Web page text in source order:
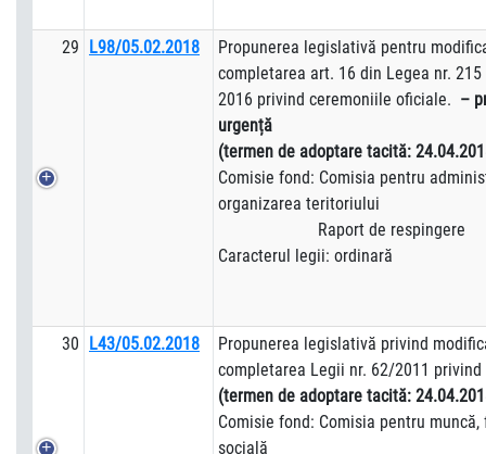
29 L98/05.02.2018
Propunerea legislativă pentru
completarea art. 16 din Legea nr.
2016 privind ceremoniile oficiale. –
urgență
(termen de adoptare tacită:
Comisie fond: Comisia pentru
organizarea teritoriului
Raport de respingere
Caracterul legii: ordinară
30 L43/05.02.2018
Propunerea legislativă privind
completarea Legii nr. 62/2011
(termen de adoptare tacită:
Comisie fond: Comisia pentru
socială